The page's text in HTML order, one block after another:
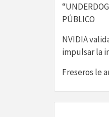
PÚBLICO
NVIDIA
impulsar la
Freseros le